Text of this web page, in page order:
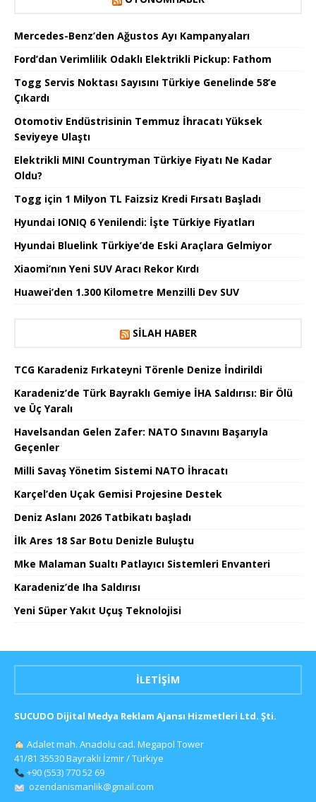
Mercedes-Benz’den Ağustos Ayı Kampanyaları
Ford’dan Verimlilik Odaklı Elektrikli Pickup: Fathom
Togg Servis Noktası Sayısını Türkiye Genelinde 58’e
Çıkardı
Otomotiv Endüstrisinin Temmuz İhracatı Yüksek
Seviyeye Ulaştı
Elektrikli MINI Countryman Türkiye Fiyatı Ne Kadar
Oldu?
Togg için 1 Milyon TL Faizsiz Kredi Fırsatı Başladı
Hyundai IONIQ 6 Yenilendi: İşte Türkiye Fiyatları
Hyundai Bluelink Türkiye’de Eski Araçlara Gelmiyor
Xiaomi’nın Yeni SUV Aracı Rekor Kırdı
Huawei’den 1.300 Kilometre Menzilli Dev SUV
SILAH HABER
TCG Karadeniz Fırkateyni Törenle Denize İndirildi
Karadeniz’de Türk Bayraklı Gemiye İHA Saldırısı: Bir Ölü
ve Üç Yaralı
Havelsandan Gelen Zafer: NATO Sınavını Başarıyla
Geçenler
Milli Savaş Yönetim Sistemi NATO İhracatı
Karçel’den Uçak Gemisi Projesine Destek
Deniz Aslanı 2026 Tatbikatı başladı
İlk Ares 18 Sar Botu Denizle Buluştu
Mke Malaman Sualtı Patlayıcı Sistemleri Envanteri
Karadeniz’de Iha Saldırısı
Yeni Süper Yakıt Uçuş Teknolojisi
İLETIŞIM
SUCUDO Dijital Medya Reklam Ajansı Hizmetleri Ltd. Şti.
Adalet mah. Anadolu cad. Megapol Tower
41/81 35530 Bayraklı İzmir / Türkiye
+90 (553) 770 52 69
ozendanismanlik@gmail.com